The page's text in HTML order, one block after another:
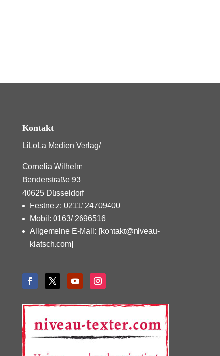
Kontakt
LiLoLa Medien Verlag/
Cornelia Wilhelm
Benderstraße 93
40625 Düsseldorf
Festnetz: 0211/ 24709400
Mobil: 0163/ 2696516
Allgemeine E-Mail : [kontakt@niveau-
klatsch.com]